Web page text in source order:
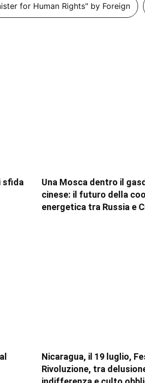
for Human Rights" by Foreign
sfida
Una Mosca dentro il
cinese: il futuro della
energetica tra Russia e
Nicaragua, il 19 luglio,
Rivoluzione, tra